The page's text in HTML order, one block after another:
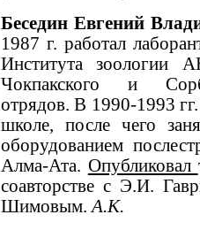
Беседин Евгений
1987 г. работал
Института зоологии
Чокпакского и
отрядов. В 1990-1993
школе, после чего
оборудованием
Алма-Ата. Опубликовал
соавторстве с Э.И.
Шимовым.А.К.